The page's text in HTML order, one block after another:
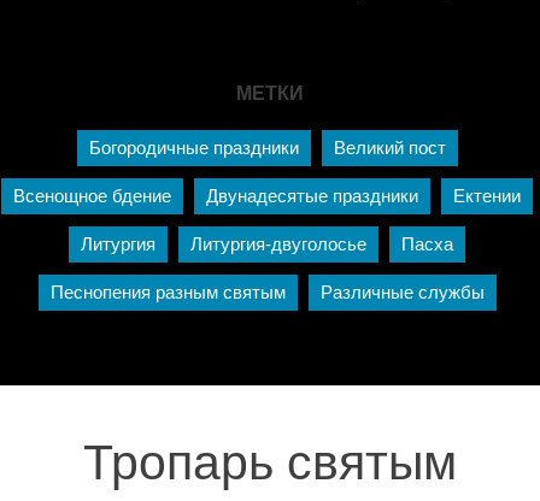
МЕТКИ
Богородичные праздники Великий пост
Всенощное бдение Двунадесятые праздники Ектении
Литургия Литургия-двуголосье Пасха
Песнопения разным святым Различные службы
Тропарь святым